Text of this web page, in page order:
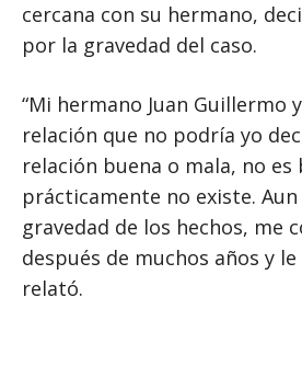
cercana con su hermano,
por la gravedad del caso.
“Mi hermano Juan Guillermo
relación que no podría yo
relación buena o mala, no es
prácticamente no existe.
gravedad de los hechos, me
después de muchos años y
relató.